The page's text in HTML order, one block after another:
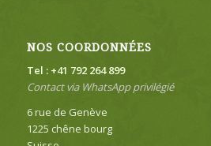
NOS COORDONNÉES
Tel : +41 792 264 899
Contact via WhatsApp privilégié
6 rue de Genève
1225 chêne bourg